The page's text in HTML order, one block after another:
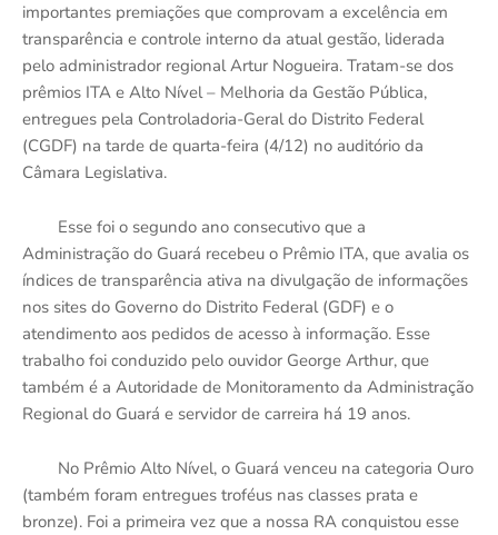
importantes premiações que comprovam a excelência em
transparência e controle interno da atual gestão, liderada
pelo administrador regional Artur Nogueira. Tratam-se dos
prêmios ITA e Alto Nível – Melhoria da Gestão Pública,
entregues pela Controladoria-Geral do Distrito Federal
(CGDF) na tarde de quarta-feira (4/12) no auditório da
Câmara Legislativa.
Esse foi o segundo ano consecutivo que a
Administração do Guará recebeu o Prêmio ITA, que avalia os
índices de transparência ativa na divulgação de informações
nos sites do Governo do Distrito Federal (GDF) e o
atendimento aos pedidos de acesso à informação. Esse
trabalho foi conduzido pelo ouvidor George Arthur, que
também é a Autoridade de Monitoramento da Administração
Regional do Guará e servidor de carreira há 19 anos.
No Prêmio Alto Nível, o Guará venceu na categoria Ouro
(também foram entregues troféus nas classes prata e
bronze). Foi a primeira vez que a nossa RA conquistou esse